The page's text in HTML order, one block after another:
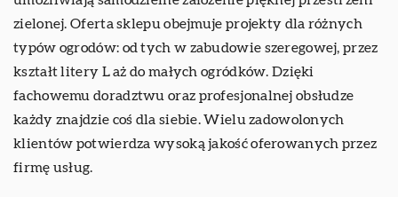
zielonej. Oferta sklepu obejmuje projekty dla różnych
typów ogrodów: od tych w zabudowie szeregowej, przez
kształt litery L aż do małych ogródków. Dzięki
fachowemu doradztwu oraz profesjonalnej obsłudze
każdy znajdzie coś dla siebie. Wielu zadowolonych
klientów potwierdza wysoką jakość oferowanych przez
firmę usług.